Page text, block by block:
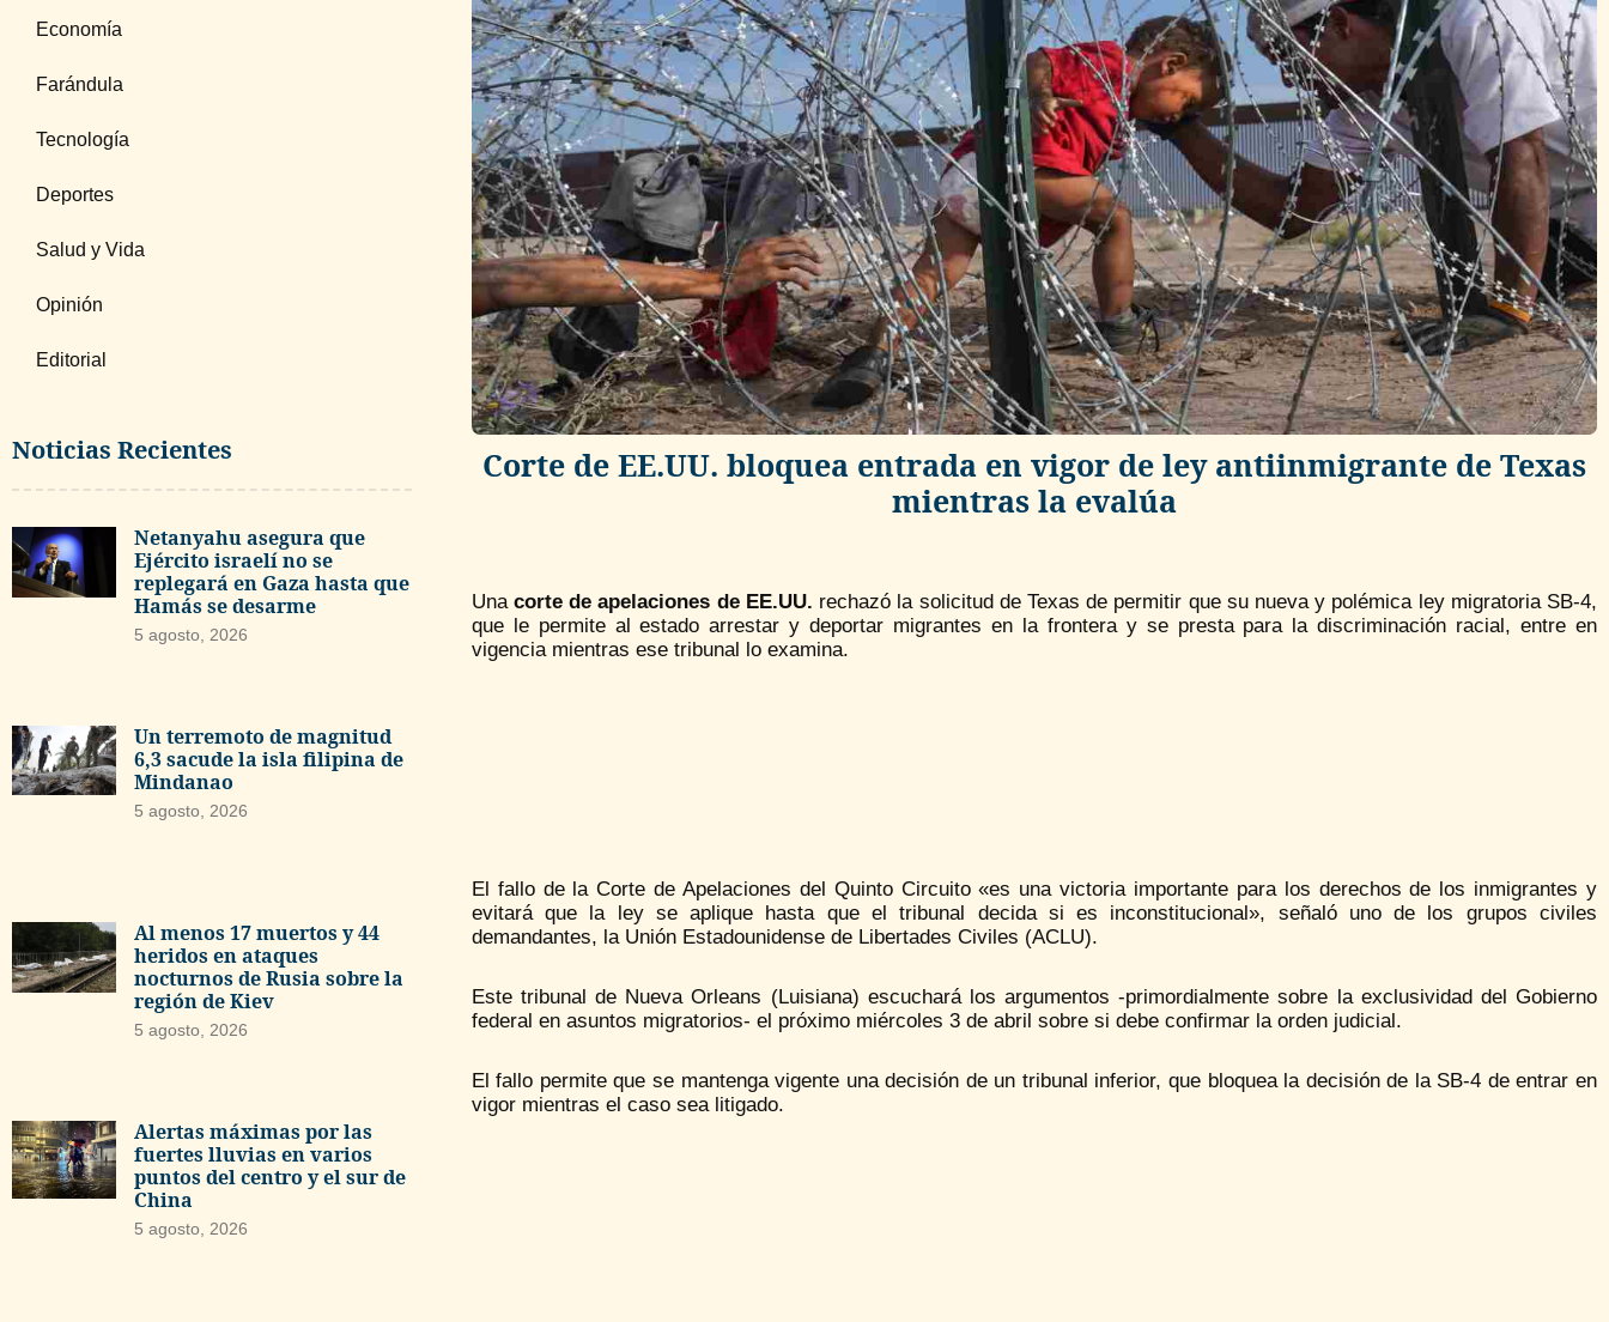
Economía
Farándula
Tecnología
Deportes
Salud y Vida
Opinión
Editorial
Noticias Recientes
Netanyahu asegura que
Ejército israelí no se
replegará en Gaza hasta que
Hamás se desarme
5 agosto, 2026
Un terremoto de magnitud
6,3 sacude la isla filipina de
Mindanao
5 agosto, 2026
Al menos 17 muertos y 44
heridos en ataques
nocturnos de Rusia sobre la
región de Kiev
5 agosto, 2026
Alertas máximas por las
fuertes lluvias en varios
puntos del centro y el sur de
China
5 agosto, 2026
Corte de EE.UU. bloquea entrada en vigor de ley antiinmigrante de Texas
mientras la evalúa
Unacorte de apelaciones de EE.UU. rechazó la solicitud de Texas de permitir que su nueva y polémica ley migratoria SB-4,
que le permite al estado arrestar y deportar migrantes en la frontera y se presta para la discriminación racial, entre en
vigencia mientras ese tribunal lo examina.
El fallo de la Corte de Apelaciones del Quinto Circuito «es una victoria importante para los derechos de los inmigrantes y
evitará que la ley se aplique hasta que el tribunal decida si es inconstitucional», señaló uno de los grupos civiles
demandantes, la Unión Estadounidense de Libertades Civiles (ACLU).
Este tribunal de Nueva Orleans (Luisiana) escuchará los argumentos -primordialmente sobre la exclusividad del Gobierno
federal en asuntos migratorios- el próximo miércoles 3 de abril sobre si debe confirmar la orden judicial.
El fallo permite que se mantenga vigente una decisión de un tribunal inferior, que bloquea la decisión de la SB-4 de entrar en
vigor mientras el caso sea litigado.